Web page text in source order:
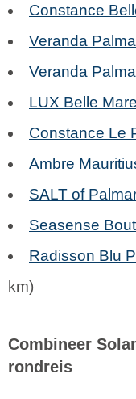
Constance
Veranda
Veranda
LUX Belle Mare
Constance Le
Ambre
SALT of
Seasense
Radisson Blu
km)
Combineer
rondreis